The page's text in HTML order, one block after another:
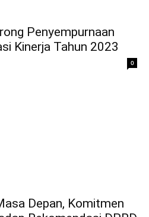
Penyempurnaan
Kinerja Tahun 2023
0
Depan, Komitmen